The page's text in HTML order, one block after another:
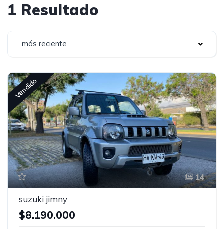
1 Resultado
más reciente
Vendido
14
suzuki jimny
$8.190.000